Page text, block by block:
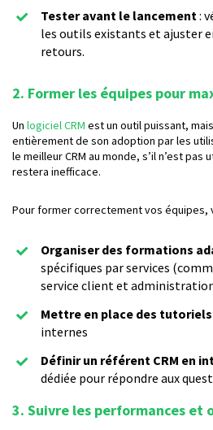
Tester avant le lancement :
les outils existants et ajuster
retours.
2. Former les équipes pour
Un logiciel CRM est un outil puissant,
entièrement de son adoption par les
le meilleur CRM au monde, s’il n’est
restera inefficace.
Pour former correctement vos équipes,
Organiser des formations
spécifiques par services
service client et
Mettre en place des tutoriels
internes
Définir un référent CRM en
dédiée pour répondre aux
3. Suivre les performances